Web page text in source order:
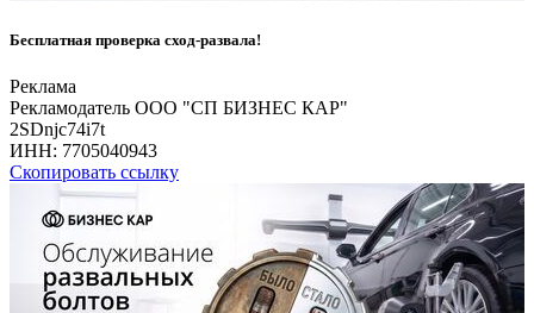
Бесплатная проверка сход-развала!
Реклама
Рекламодатель ООО "СП БИЗНЕС КАР"
2SDnjc74i7t
ИНН: 7705040943
Скопировать ссылку